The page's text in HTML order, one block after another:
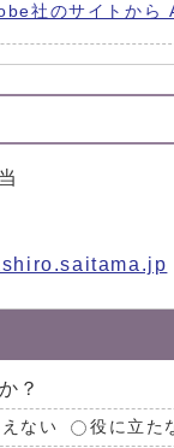
社のサイトから
？
ない 役に立た